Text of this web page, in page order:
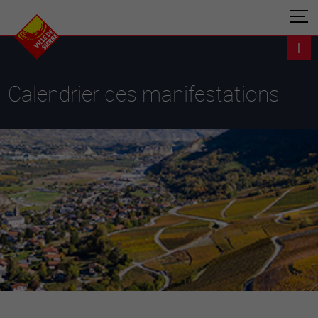
Calendrier des manifestations